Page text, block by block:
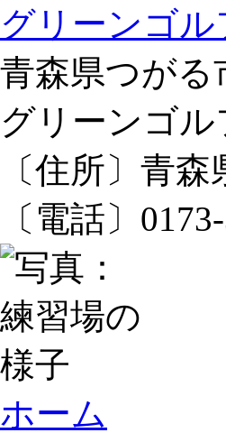
グリーンゴル
青森県つがる
グリーンゴ
〔住所〕青
〔電話〕
ホーム